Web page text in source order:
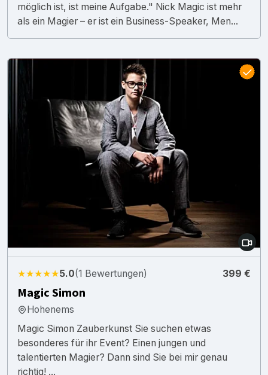
möglich ist, ist meine Aufgabe." Nick Magic ist mehr
als ein Magier – er ist ein Business-Speaker, Men...
★★★★★5.0(1 Bewertungen) 399 €
Magic Simon
Hohenems
Magic Simon Zauberkunst Sie suchen etwas
besonderes für ihr Event? Einen jungen und
talentierten Magier? Dann sind Sie bei mir genau
richtig! ...